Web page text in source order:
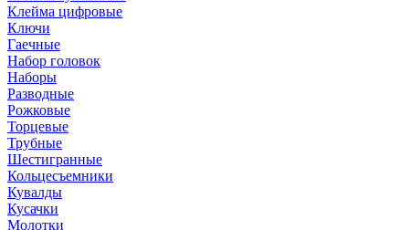
Клейма цифровые
Ключи
Гаечные
Набор головок
Наборы
Разводные
Рожковые
Торцевые
Трубные
Шестигранные
Кольцесъемники
Кувалды
Кусачки
Молотки